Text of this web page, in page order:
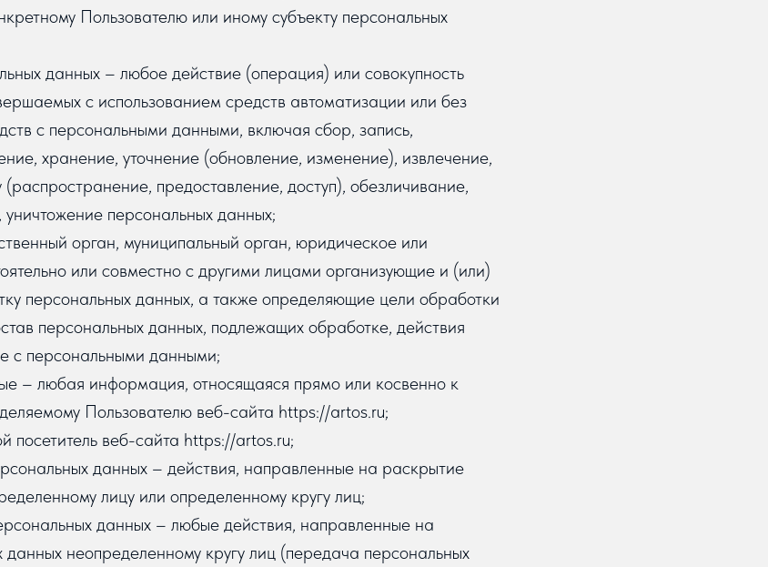
Пользователю или иному субъекту персональных
данных – любое действие (операция) или совокупность
с использованием средств автоматизации или без
с персональными данными, включая сбор, запись,
хранение, уточнение (обновление, изменение), извлечение,
предоставление, доступ), обезличивание,
персональных данных;
орган, муниципальный орган, юридическое или
или совместно с другими лицами организующие и (или)
персональных данных, а также определяющие цели обработки
персональных данных, подлежащих обработке, действия
с персональными данными;
– любая информация, относящаяся прямо или косвенно к
Пользователю веб-сайта https://artos.ru;
посетитель веб-сайта https://artos.ru;
данных – действия, направленные на раскрытие
лицу или определенному кругу лиц;
данных – любые действия, направленные на
неопределенному кругу лиц (передача персональных